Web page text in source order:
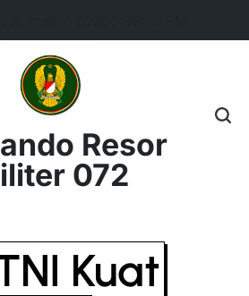
Resor
072
Kuat